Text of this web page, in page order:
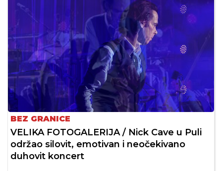
BEZ GRANICE
VELIKA FOTOGALERIJA / Nick Cave u Puli
održao silovit, emotivan i neočekivano
duhovit koncert